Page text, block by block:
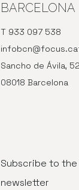
BARCELONA
T 933 097 538
Sancho de Ávila,
08018 Barcelona
Subscribe to the
newsletter